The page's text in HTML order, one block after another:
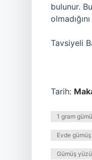
bulunur.
Tavsiyeli
Tarih:
1 gram
Evde gümüş
Gümüş